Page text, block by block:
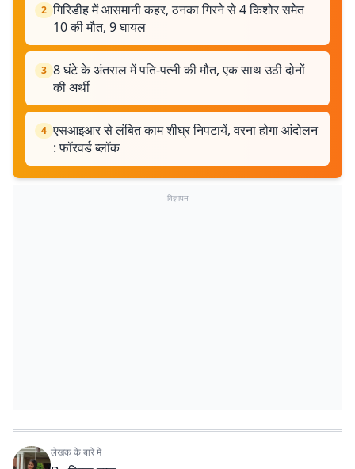
2 गिरिडीह में आसमानी कहर, ठनका गिरने से 4 किशोर समेत
10 की मौत, 9 घायल
3 8 घंटे के अंतराल में पति-पत्नी की मौत, एक साथ उठी दोनों
की अर्थी
4 एसआइआर से लंबित काम शीघ्र निपटायें, वरना होगा आंदोलन
: फॉरवर्ड ब्लॉक
विज्ञापन
लेखक के बारे में